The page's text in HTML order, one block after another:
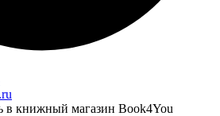
в книжный магазин Book4You